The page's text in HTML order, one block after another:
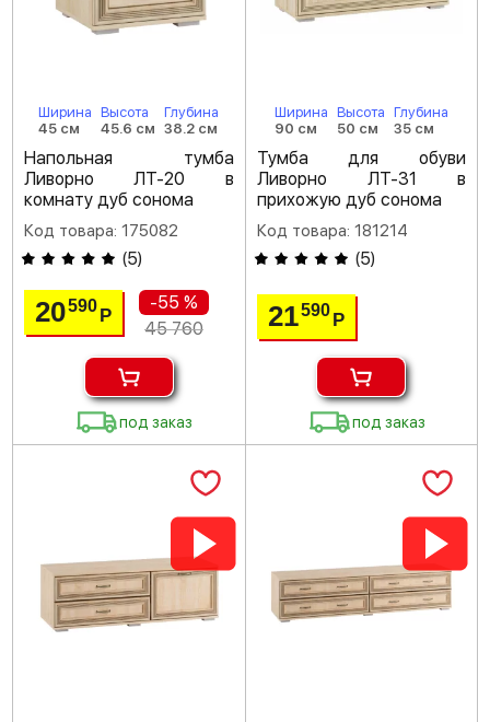
Ширина
45 см
Высота
45.6 см
Глубина
38.2 см
Напольная тумба
Ливорно ЛТ-20 в
комнату дуб сонома
Код товара: 175082
(5)
20590Р
-55 %
45 760
под заказ
Ширина
90 см
Высота
50 см
Глубина
35 см
Тумба для обуви
Ливорно ЛТ-31 в
прихожую дуб сонома
Код товара: 181214
(5)
21590 Р
под заказ